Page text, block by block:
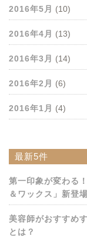
2016年5月 (10)
2016年4月 (13)
2016年3月 (14)
2016年2月 (6)
2016年1月 (4)
最新5件
第一印象が変わる
＆ワックス」新登場
美容師がおすすめ
とは？